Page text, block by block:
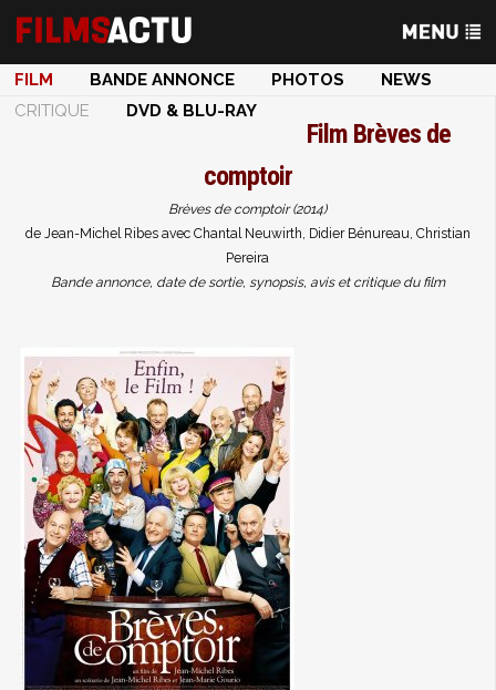
FILM BANDE ANNONCE PHOTOS
NEWS
CRITIQUE
DVD & BLU-RAY
Film Brèves de
comptoir
Brèves de comptoir (2014)
de Jean-Michel Ribes avec Chantal Neuwirth, Didier Bénureau, Christian
Pereira
Bande annonce, date de sortie, synopsis, avis et critique du film